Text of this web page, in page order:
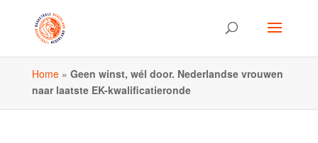
Home» Geen winst, wél door. Nederlandse vrouwen
naar laatste EK-kwalificatieronde